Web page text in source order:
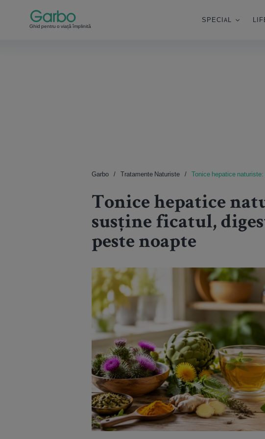
Ghid pentru o viață împlinită
SPECIAL
Garbo Tratamente Naturiste Tonice hepatice
Tonice hepatice
susține ficatul,
peste noapte